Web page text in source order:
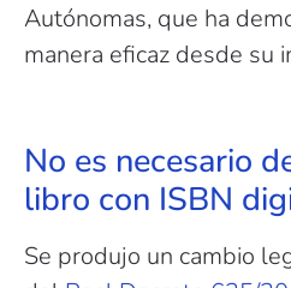
Autónomas, que ha
manera eficaz desde su
No es necesario
libro con ISBN
Se produjo un cambio